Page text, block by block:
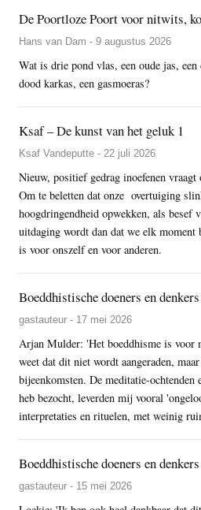
De Poortloze Poort voor nitwits,
Hans van Dam - 9 augustus 2026
Wat is drie pond vlas, een oude jas, een
dood karkas, een gasmoeras?
Ksaf – De kunst van het geluk 1
Ksaf Vandeputte - 22 juli 2026
Nieuw, positief gedrag inoefenen
Om te beletten dat onze overtuiging
hoogdringendheid opwekken, als besef
uitdaging wordt dan dat we elk moment
is voor onszelf en voor anderen.
Boeddhistische doeners en
gastauteur - 17 mei 2026
Arjan Mulder: 'Het boeddhisme is
weet dat dit niet wordt aangeraden,
bijeenkomsten. De meditatie-ochtenden
heb bezocht, leverden mij vooral
interpretaties en rituelen, met weinig
Boeddhistische doeners en
gastauteur - 15 mei 2026